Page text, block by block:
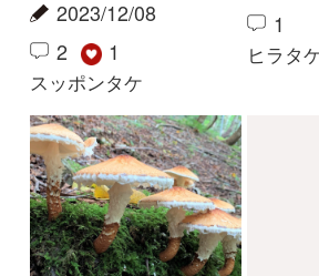
解決済みのスレッド
解決 解決